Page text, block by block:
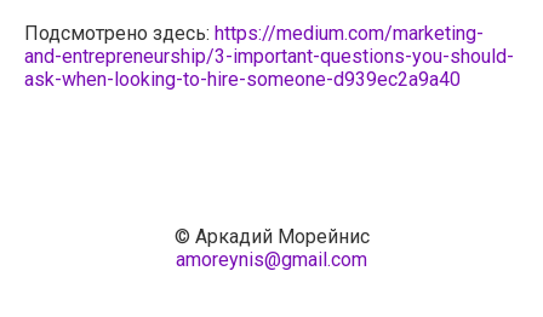
Подсмотрено здесь: https://medium.com/marketing-
and-entrepreneurship/3-important-questions-you-should-
ask-when-looking-to-hire-someone-d939ec2a9a40
© Аркадий Морейнис
amoreynis@gmail.com